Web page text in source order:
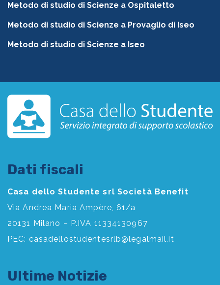
Metodo di studio di Scienze a Ospitaletto
Metodo di studio di Scienze a Provaglio di Iseo
Metodo di studio di Scienze a Iseo
Dati fiscali
Casa dello Studente srl Società Benefit
Via Andrea Maria Ampère, 61/a
20131 Milano – P.IVA 11334130967
PEC: casadellostudentesrlb@legalmail.it
Ultime Notizie